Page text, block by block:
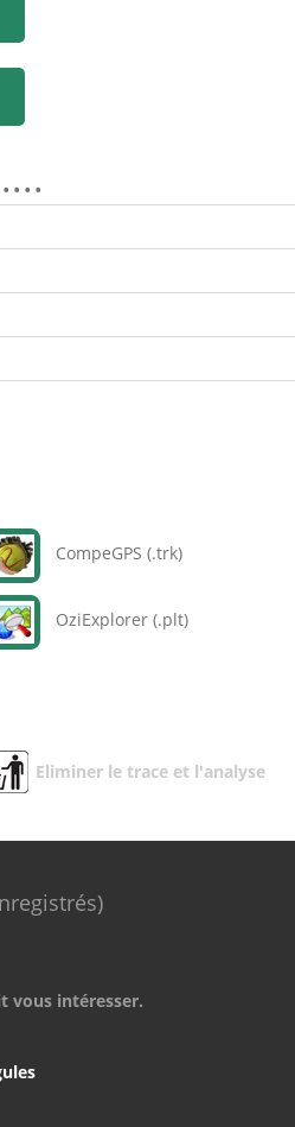
CompeGPS (.trk)
OziExplorer (.plt)
Eliminer le trace et l'analyse
vous intéresser.